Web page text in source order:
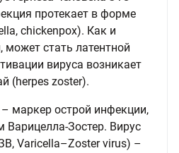
протекает в форме
chickenpox). Как и
может стать латентной
вируса возникает
(herpes zoster).
маркер острой инфекции,
Зостер. Вирус
Varicella–Zoster virus) –